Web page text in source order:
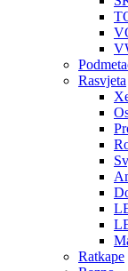
Rasvjeta
Ratkape